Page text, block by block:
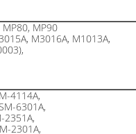
MP90
M3016A, M1013A,
4114A,
6301A,
2351A,
2301A,